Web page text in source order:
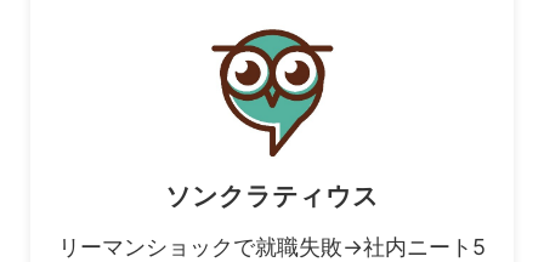
ソンクラティウス
リーマンショックで就職失敗→社内ニート5